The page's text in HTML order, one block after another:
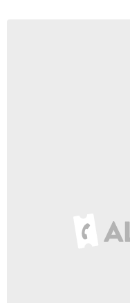
4 940 000 téléspectateurs